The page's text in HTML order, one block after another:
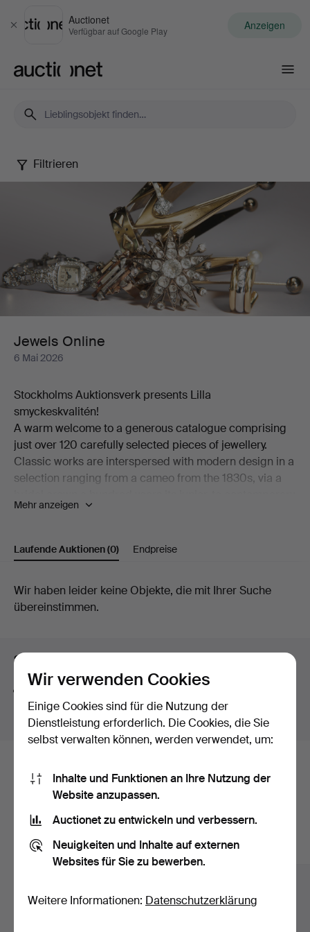
Schließen
Auctionet
Verfügbar auf Google Play Anzeigen
Jewels
Filtrieren
Jewels Online
6 Mai 2026
Stockholms Auktionsverk presents Lilla
smyckeskvalitén!
A warm welcome to a generous catalogue comprising
just over 120 carefully selected pieces of jewellery.
Classic works are interspersed with modern design in a
selection ranging from a cameo from the 1830s, via a
pieces by among others Georg Jensen and Wiwen
Among the many highlights of the auction is a ring in
18K gold, designed by Theresia Hvorslev and set with
mention is a brooch from the distinguished house of W.
A. Bolin in platinum, set with a cultured, beautifully
Sandin featuring a brilliant-cut diamond of no less than
3.62 ct.
Lilla smyckeskvalitén!
Mehr anzeigen
Laufende Auktionen(0) Endpreise
Laufende
Wir haben leider keine Objekte, die mit Ihrer Suche
übereinstimmen.
Suchtipps
Wir suchen automatisch nach Teilen von Begriffen.
Geben Sie z.B.band ein, finden wir auch
Hier sind Objekte aus unserem
Archiv, die mit Ihrer Suche
übereinstimmen.
Alle Objekte anzeigen
Wir verwenden Cookies
Einige Cookies sind für die Nutzung der
Dienstleistung erforderlich. Die Cookies, die Sie
selbst verwalten können, werden verwendet, um:
Inhalte und Funktionen an Ihre Nutzung der
Website anzupassen.
Auctionet zu entwickeln und verbessern.
Neuigkeiten und Inhalte auf externen
Websites für Sie zu bewerben.
Weitere Informationen: Datenschutzerklärung